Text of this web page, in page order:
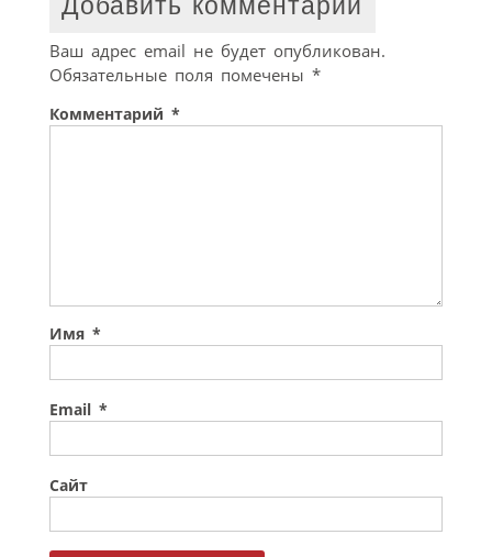
Добавить комментарий
Ваш адрес email не будет опубликован.
Обязательные поля помечены *
Комментарий *
Имя *
Email *
Сайт